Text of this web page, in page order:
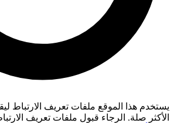
يستخدم هذا الموقع ملفات تعريف الارتباط
الأكثر صلة. الرجاء قبول ملفات تعريف